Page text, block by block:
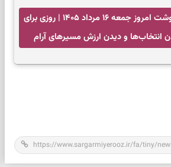
فال سرنوشت امروز جمعه ۱۶ مرداد ۱۴۰۵ | روزی برای
انتخاب‌ها و دیدن ارزش مسیرهای آرام